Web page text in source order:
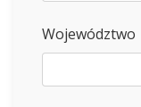
Województwo